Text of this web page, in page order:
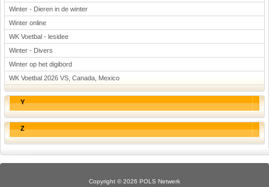
Winter - Dieren in de winter
Winter online
WK Voetbal - lesidee
Winter - Divers
Winter op het digibord
WK Voetbal 2026 VS, Canada, Mexico
Y
Z
Copyright © 2026 POLS Netwerk